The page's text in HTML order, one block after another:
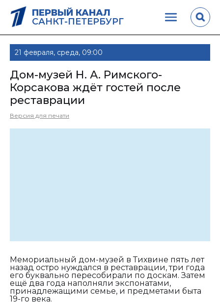
ПЕРВЫЙ КАНАЛ
САНКТ-ПЕТЕРБУРГ
21 февраля, среда, 09:00
Дом-музей Н. А. Римского-
Корсакова ждёт гостей после
реставрации
Версия для печати
Мемориальный дом-музей в Тихвине пять лет
назад остро нуждался в реставрации, три года
его буквально пересобирали по доскам. Затем
ещё два года наполняли экспонатами,
принадлежащими семье, и предметами быта
19-го века.